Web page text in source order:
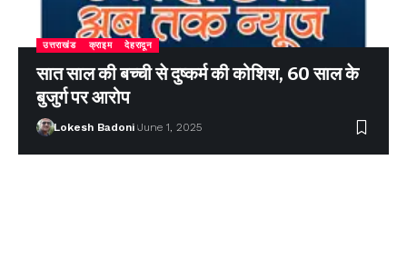
उत्तराखंड क्राइम देहरादून
सात साल की बच्ची से दुष्कर्म की कोशिश, 60 साल के
बुजुर्ग पर आरोप
Lokesh Badoni June 1, 2025